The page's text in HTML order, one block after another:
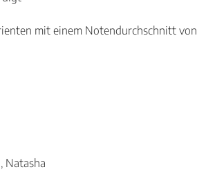
mit einem Notendurchschnitt von
Natasha